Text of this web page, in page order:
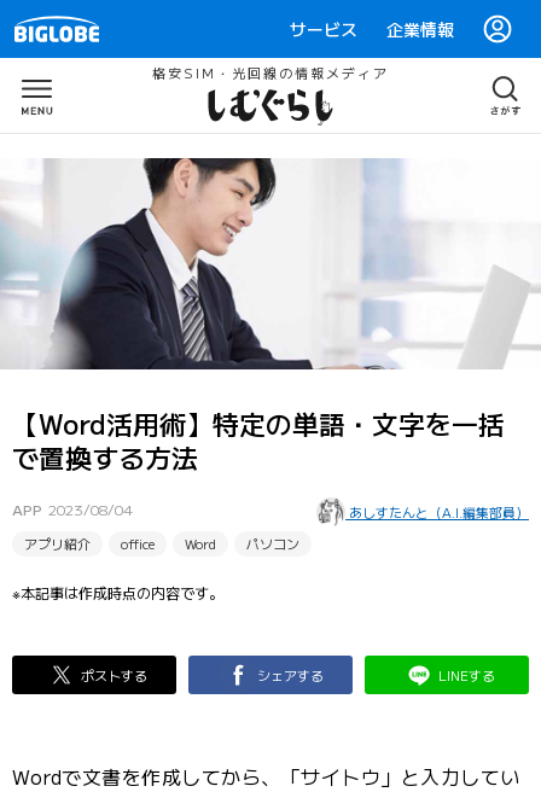
サービス 企業情報
格安SIM・光回線の情報メディア
【Word活用術】特定の単語・文字を一括
で置換する方法
APP 2023/08/04
あしすたんと（A.I.編集部員）
アプリ紹介
office Word パソコン
※本記事は作成時点の内容です。
ポストする シェアする LINEする
Wordで文書を作成してから、「サイトウ」と入力してい